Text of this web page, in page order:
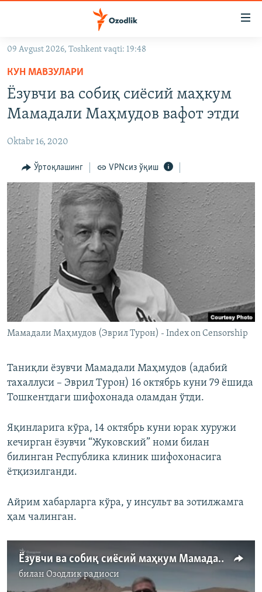
Асосий
навигацияга
ўтинг
Қидиришга
OZODVIDEO
OZODARXIV
На русском
ИЖТИМОИЙ ТАРМОҚЛАР
Озодлик бошқа тилларда
09 Avgust 2026, Toshkent vaqti: 19:48
КУН МАВЗУЛАРИ
Ёзувчи ва собиқ сиёсий маҳкум
Мамадали Маҳмудов вафот этди
Oktabr 16, 2020
Ўртоқлашинг VPNсиз ўқиш
Мамадали Маҳмудов (Эврил Турон) - Index on Censorship
Таниқли ёзувчи Мамадали Маҳмудов (адабий
тахаллуси – Эврил Турон) 16 октябрь куни 79 ёшида
Тошкентдаги шифохонада оламдан ўтди.
Яқинларига кўра, 14 октябрь куни юрак хуружи
кечирган ёзувчи “Жуковский” номи билан
билинган Республика клиник шифохонасига
ётқизилганди.
Айрим хабарларга кўра, у инсульт ва зотилжамга
ҳам чалинган.
Ёзувчи ва собиқ сиёсий маҳкум Мамадали Маҳмудов вафот этди
билан Озодлик радиоси